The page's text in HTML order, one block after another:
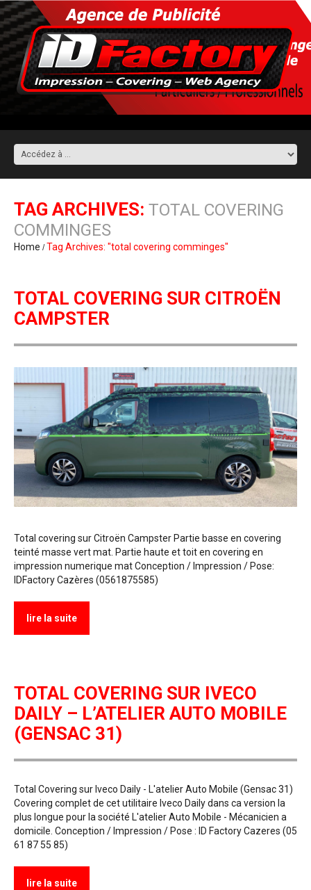
TAG ARCHIVES: TOTAL COVERING
COMMINGES
Home Tag Archives: "total covering comminges"
TOTAL COVERING SUR CITROËN
CAMPSTER
Total covering sur Citroën Campster Partie basse en covering
teinté masse vert mat. Partie haute et toit en covering en
impression numerique mat Conception / Impression / Pose:
IDFactory Cazères (0561875585)
lire la suite
TOTAL COVERING SUR IVECO
DAILY – L’ATELIER AUTO MOBILE
(GENSAC 31)
Total Covering sur Iveco Daily - L'atelier Auto Mobile (Gensac 31)
Covering complet de cet utilitaire Iveco Daily dans ca version la
plus longue pour la société L'atelier Auto Mobile - Mécanicien a
domicile. Conception / Impression / Pose : ID Factory Cazeres (05
61 87 55 85)
lire la suite